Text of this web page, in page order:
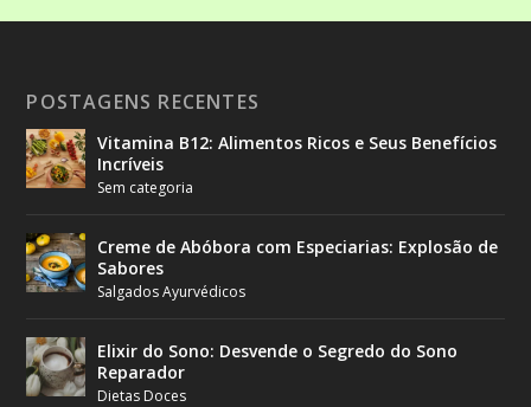
POSTAGENS RECENTES
Vitamina B12: Alimentos Ricos e Seus Benefícios
Incríveis
Sem categoria
Creme de Abóbora com Especiarias: Explosão de
Sabores
Salgados Ayurvédicos
Elixir do Sono: Desvende o Segredo do Sono
Reparador
Dietas Doces